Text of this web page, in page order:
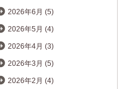
2026年6月 (5)
2026年5月 (4)
2026年4月 (3)
2026年3月 (5)
2026年2月 (4)